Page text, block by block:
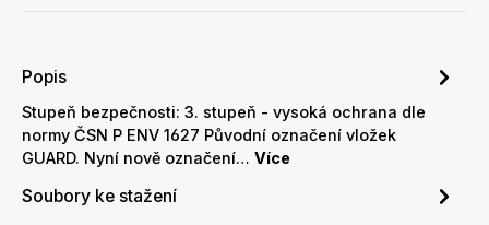
Popis
Stupeň bezpečnosti: 3. stupeň - vysoká ochrana dle
normy ČSN P ENV 1627 Původní označení vložek
GUARD. Nyní nově označení… Více
Soubory ke stažení